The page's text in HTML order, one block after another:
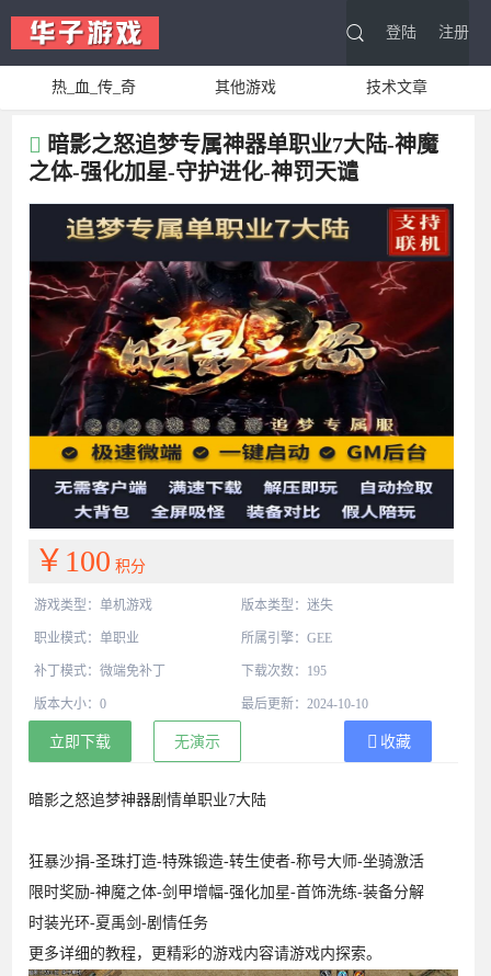
登陆 注册
热_血_传_奇 其他游戏 技术文章
暗影之怒追梦专属神器单职业7大陆-神魔
之体-强化加星-守护进化-神罚天谴
￥100 积分
游戏类型：单机游戏 版本类型：迷失
职业模式：单职业 所属引擎：GEE
补丁模式：微端免补丁 下载次数：195
版本大小：0 最后更新：2024-10-10
立即下载 无演示 收藏
暗影之怒追梦神器剧情单职业7大陆
狂暴沙捐-圣珠打造-特殊锻造-转生使者-称号大师-坐骑激活
限时奖励-神魔之体-剑甲增幅-强化加星-首饰洗练-装备分解
时装光环-夏禹剑-剧情任务
更多详细的教程，更精彩的游戏内容请游戏内探索。